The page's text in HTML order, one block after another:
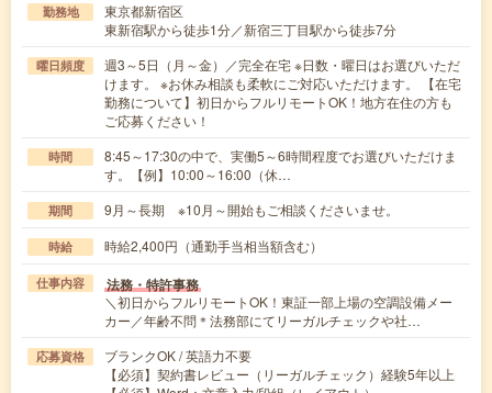
勤務地
東京都新宿区
東新宿駅から徒歩1分／新宿三丁目駅から徒歩7分
曜日頻度
週3～5日（月～金）／完全在宅 ※日数・曜日はお選びいただ
けます。 ※お休み相談も柔軟にご対応いただけます。 【在宅
勤務について】初日からフルリモートOK！地方在住の方も
ご応募ください！
時間
8:45～17:30の中で、実働5～6時間程度でお選びいただけま
す。【例】10:00～16:00（休…
期間 9月～長期 ※10月～開始もご相談くださいませ。
時給 時給2,400円（通勤手当相当額含む）
仕事内容 法務・特許事務
＼初日からフルリモートOK！東証一部上場の空調設備メー
カー／年齢不問＊法務部にてリーガルチェックや社…
応募資格
ブランクOK / 英語力不要
【必須】契約書レビュー（リーガルチェック）経験5年以上